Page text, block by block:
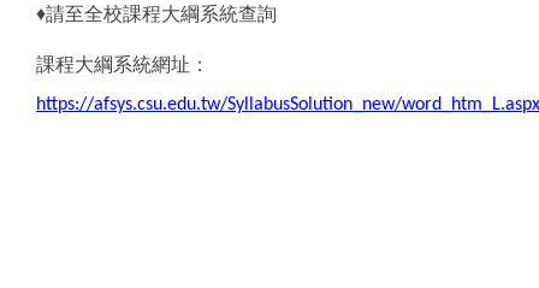
♦請至全校課程大綱系統查詢
課程大綱系統網址：
https://afsys.csu.edu.tw/SyllabusSolution_new/word_htm_L.aspx